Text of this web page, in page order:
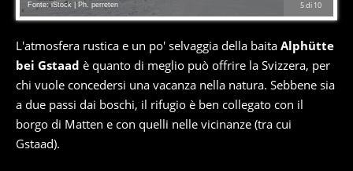
5di 10
Fonte: iStock | Ph. perreten
L'atmosfera rustica e un po' selvaggia della baita Alphütte
bei Gstaad è quanto di meglio può offrire la Svizzera, per
chi vuole concedersi una vacanza nella natura. Sebbene sia
a due passi dai boschi, il rifugio è ben collegato con il
borgo di Matten e con quelli nelle vicinanze (tra cui
Gstaad).